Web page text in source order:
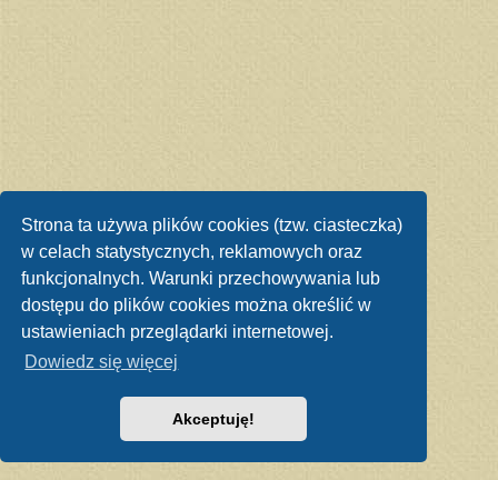
Strona ta używa plików cookies (tzw. ciasteczka)
w celach statystycznych, reklamowych oraz
funkcjonalnych. Warunki przechowywania lub
dostępu do plików cookies można określić w
ustawieniach przeglądarki internetowej.
Dowiedz się więcej
Akceptuję!